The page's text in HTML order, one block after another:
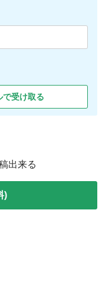
で受け取る
出来る
)